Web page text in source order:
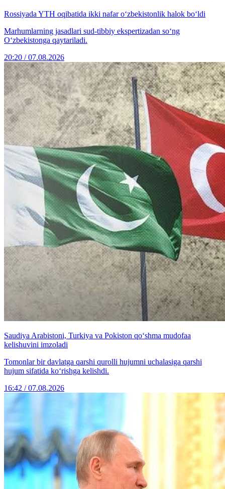
Rossiyada YTH oqibatida ikki nafar o‘zbekistonlik halok bo‘ldi
Marhumlarning jasadlari sud-tibbiy ekspertizadan so‘ng
O‘zbekistonga qaytariladi.
20:20 / 07.08.2026
Saudiya Arabistoni, Turkiya va Pokiston qo‘shma mudofaa
kelishuvini imzoladi
Tomonlar bir davlatga qarshi qurolli hujumni uchalasiga qarshi
hujum sifatida ko‘rishga kelishdi.
16:42 / 07.08.2026